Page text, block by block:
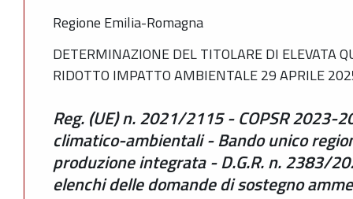
Regione Emilia-Romagna
DETERMINAZIONE DEL TITOLARE DI ELEVATA
RIDOTTO IMPATTO AMBIENTALE 29 APRILE
Reg. (UE) n. 2021/2115 - COPSR
climatico-ambientali - Bando unico
produzione integrata - D.G.R. n. 2383/
elenchi delle domande di sostegno